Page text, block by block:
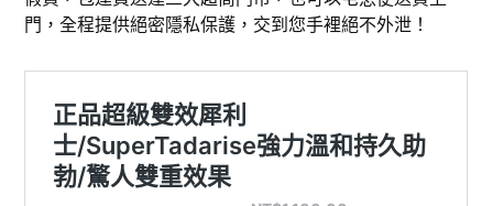
門，全程提供絕密隱私保護，交到您手裡絕不外泄！